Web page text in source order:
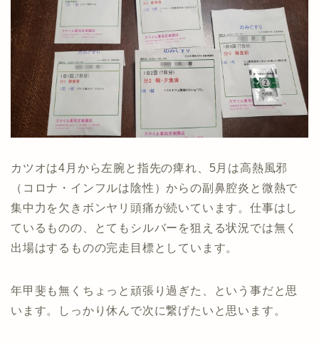
カツオは4月から左腕と指先の痺れ、5月は高熱風邪
（コロナ・インフルは陰性）からの副鼻腔炎と微熱で
集中力を欠きボンヤリ頭痛が続いています。仕事はし
ているものの、とてもシルバーを狙える状況では無く
出場はするものの完走目標としています。
年甲斐も無くちょっと頑張り過ぎた、という事だと思
います。しっかり休んで次に繋げたいと思います。